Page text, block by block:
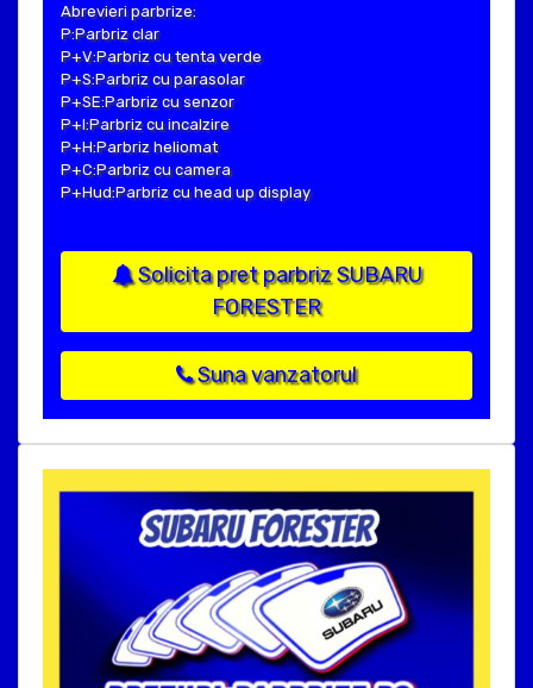
Abrevieri parbrize:
P:Parbriz clar
P+V:Parbriz cu tenta verde
P+S:Parbriz cu parasolar
P+SE:Parbriz cu senzor
P+I:Parbriz cu incalzire
P+H:Parbriz heliomat
P+C:Parbriz cu camera
P+Hud:Parbriz cu head up display
Solicita pret parbriz SUBARU
FORESTER
Suna vanzatorul